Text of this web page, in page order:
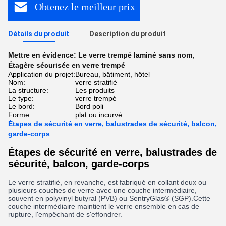
Obtenez le meilleur prix
Détails du produit Description du produit
Mettre en évidence: Le verre trempé laminé sans nom,
Étagère sécurisée en verre trempé
Application du projet:Bureau, bâtiment, hôtel
Nom:
verre stratifié
La structure:
Les produits
Le type:
verre trempé
Le bord:
Bord poli
Forme ::
plat ou incurvé
Étapes de sécurité en verre, balustrades de sécurité, balcon,
garde-corps
Étapes de sécurité en verre, balustrades de
sécurité, balcon, garde-corps
Le verre stratifié, en revanche, est fabriqué en collant deux ou
plusieurs couches de verre avec une couche intermédiaire,
souvent en polyvinyl butyral (PVB) ou SentryGlas® (SGP).Cette
couche intermédiaire maintient le verre ensemble en cas de
rupture, l'empêchant de s'effondrer.